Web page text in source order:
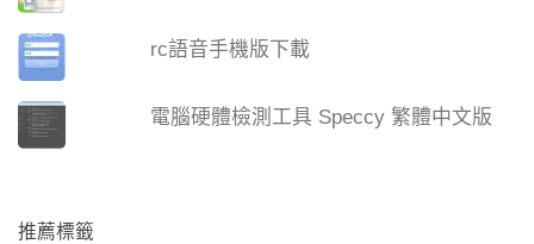
rc語音手機版下載
電腦硬體檢測工具 Speccy 繁體中文版
推薦標籤